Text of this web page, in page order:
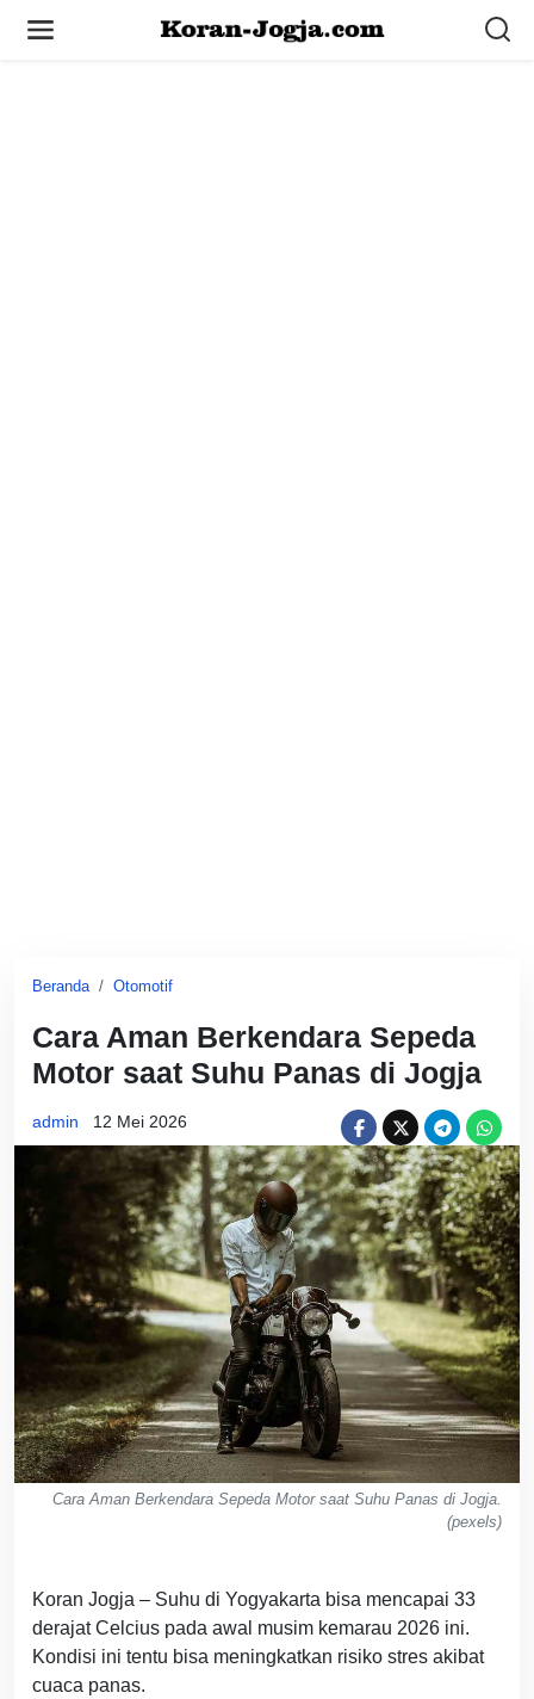
Beranda Otomotif
Cara Aman Berkendara Sepeda
Motor saat Suhu Panas di Jogja
admin 12 Mei 2026
Cara Aman Berkendara Sepeda Motor saat Suhu Panas di Jogja.
(pexels)
Koran Jogja – Suhu di Yogyakarta bisa mencapai 33
derajat Celcius pada awal musim kemarau 2026 ini.
Kondisi ini tentu bisa meningkatkan risiko stres akibat
cuaca panas.